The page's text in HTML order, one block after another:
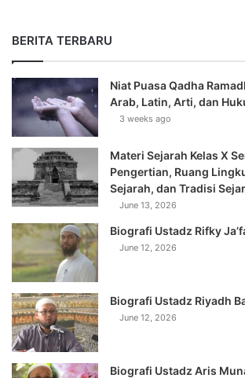
BERITA TERBARU
Niat Puasa Qadha
Arab, Latin, Arti, dan
3 weeks ago
Materi Sejarah Kelas X
Pengertian, Ruang
Sejarah, dan Tradisi
June 13, 2026
Biografi Ustadz Rifky
June 12, 2026
Biografi Ustadz Riyadh
June 12, 2026
Biografi Ustadz Aris